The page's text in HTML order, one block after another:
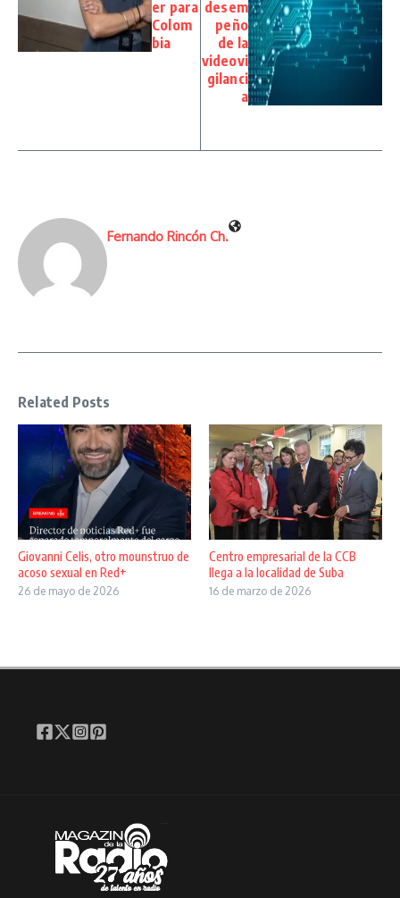
er para
Colom
bia
desem
peño
de la
videovi
gilanci
a
Fernando Rincón Ch.
Related Posts
Giovanni Celis, otro mounstruo de
acoso sexual en Red+
26 de mayo de 2026
Centro empresarial de la CCB
llega a la localidad de Suba
16 de marzo de 2026